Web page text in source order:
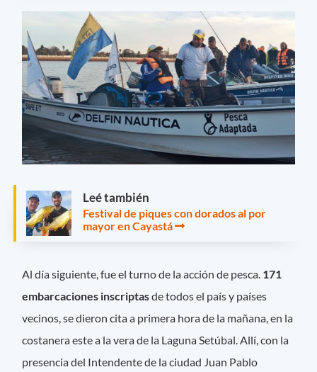
Leé también
Festival de piques con dorados al por
mayor en Cayastá
Al día siguiente, fue el turno de la acción de pesca. 171
embarcaciones inscriptasde todos el país y países
vecinos, se dieron cita a primera hora de la mañana, en la
costanera este a la vera de la Laguna Setúbal. Allí, con la
presencia del Intendente de la ciudad Juan Pablo